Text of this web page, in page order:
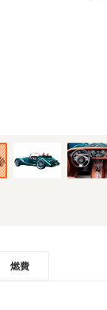
19年(R1)6
燃費